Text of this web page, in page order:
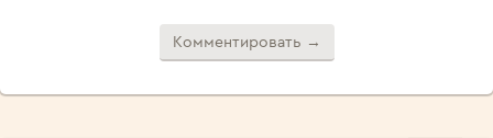
Комментировать →